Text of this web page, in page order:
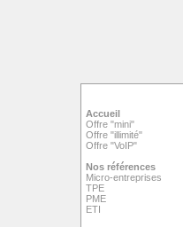
Accueil
Offre "mini"
Offre "illimité"
Offre "VoIP"
Nos références
Micro-entreprises
TPE
PME
ETI